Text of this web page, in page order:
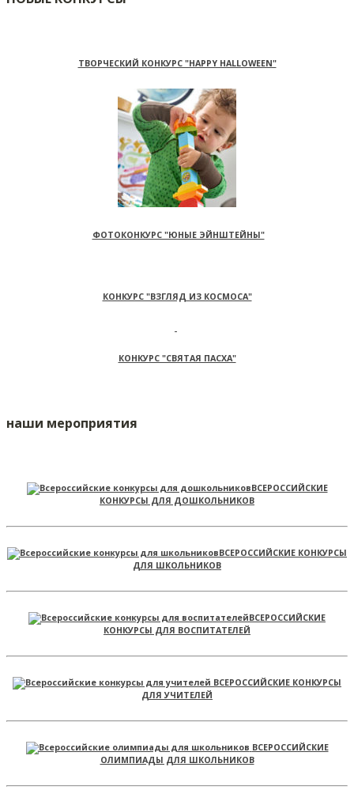
ТВОРЧЕСКИЙ КОНКУРС "HAPPY HALLOWEEN"
ФОТОКОНКУРС "ЮНЫЕ ЭЙНШТЕЙНЫ"
КОНКУРС "ВЗГЛЯД ИЗ КОСМОСА"
КОНКУРС "СВЯТАЯ ПАСХА"
наши мероприятия
ВСЕРОССИЙСКИЕ
КОНКУРСЫ ДЛЯ ДОШКОЛЬНИКОВ
ВСЕРОССИЙСКИЕ КОНКУРСЫ
ДЛЯ ШКОЛЬНИКОВ
ВСЕРОССИЙСКИЕ
КОНКУРСЫ ДЛЯ ВОСПИТАТЕЛЕЙ
ВСЕРОССИЙСКИЕ КОНКУРСЫ
ДЛЯ УЧИТЕЛЕЙ
ВСЕРОССИЙСКИЕ
ОЛИМПИАДЫ ДЛЯ ШКОЛЬНИКОВ